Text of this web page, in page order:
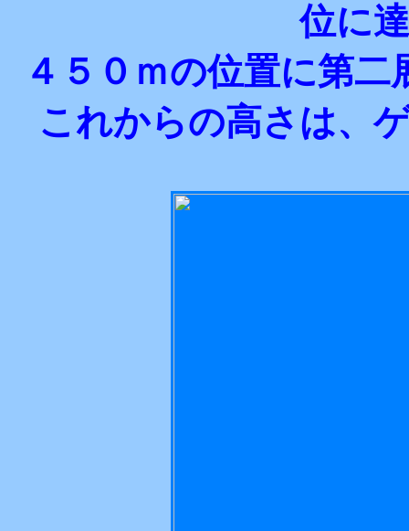
位に
４５０ｍの位置に第
これからの高さは、